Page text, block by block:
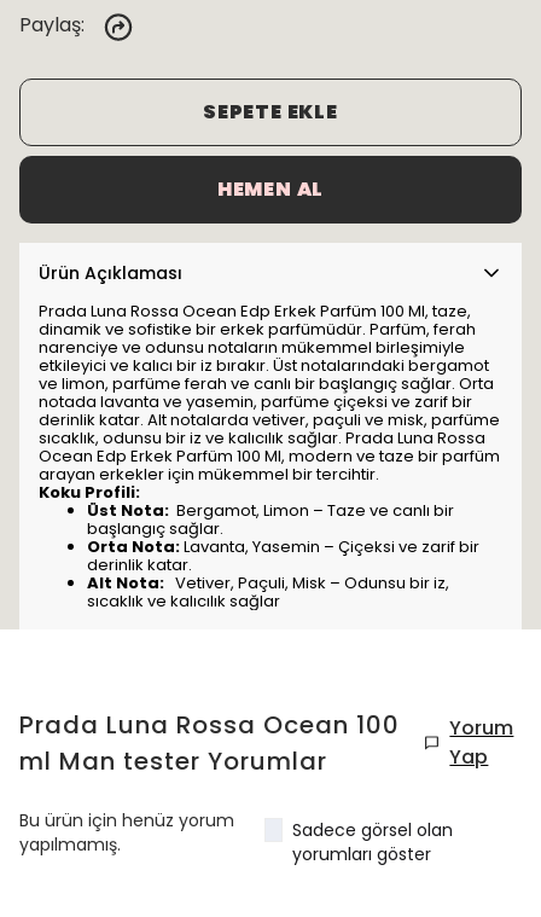
Paylaş:
SEPETE EKLE
HEMEN AL
Ürün Açıklaması
Prada Luna Rossa Ocean Edp Erkek Parfüm 100 Ml, taze,
dinamik ve sofistike bir erkek parfümüdür. Parfüm, ferah
narenciye ve odunsu notaların mükemmel birleşimiyle
etkileyici ve kalıcı bir iz bırakır. Üst notalarındaki bergamot
ve limon, parfüme ferah ve canlı bir başlangıç sağlar. Orta
notada lavanta ve yasemin, parfüme çiçeksi ve zarif bir
derinlik katar. Alt notalarda vetiver, paçuli ve misk, parfüme
sıcaklık, odunsu bir iz ve kalıcılık sağlar. Prada Luna Rossa
Ocean Edp Erkek Parfüm 100 Ml, modern ve taze bir parfüm
arayan erkekler için mükemmel bir tercihtir.
Koku Profili:
Üst Nota: Bergamot, Limon – Taze ve canlı bir
başlangıç sağlar.
Orta Nota:Lavanta, Yasemin – Çiçeksi ve zarif bir
derinlik katar.
Alt Nota: Vetiver, Paçuli, Misk – Odunsu bir iz,
sıcaklık ve kalıcılık sağlar
Prada Luna Rossa Ocean 100
ml Man tester Yorumlar
Yorum
Yap
Bu ürün için henüz yorum
yapılmamış.
Sadece görsel olan
yorumları göster